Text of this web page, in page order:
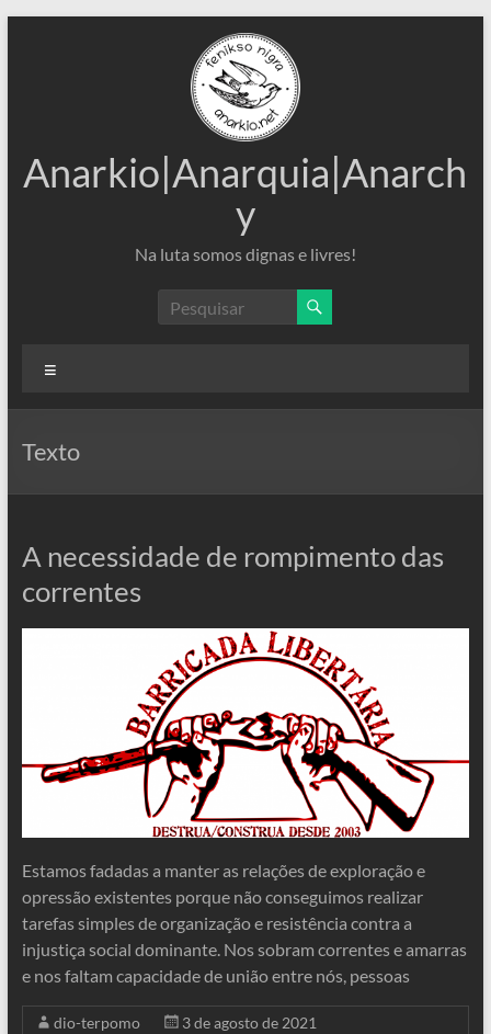
Anarkio|Anarquia|Anarch
y
Na luta somos dignas e livres!
Texto
A necessidade de rompimento das
correntes
Estamos fadadas a manter as relações de exploração e
opressão existentes porque não conseguimos realizar
tarefas simples de organização e resistência contra a
injustiça social dominante. Nos sobram correntes e amarras
e nos faltam capacidade de união entre nós, pessoas
dio-terpomo
3 de agosto de 2021